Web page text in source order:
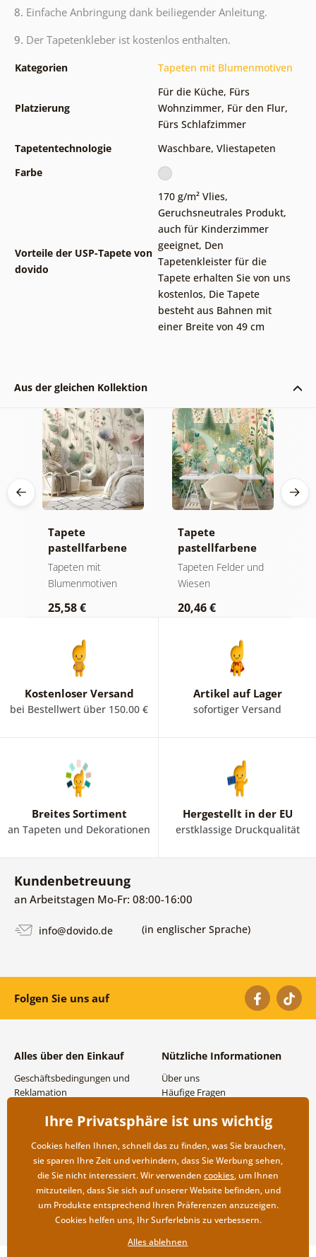
8. Einfache Anbringung dank beiliegender Anleitung.
9. Der Tapetenkleber ist kostenlos enthalten.
Kategorien Tapeten mit Blumenmotiven
Platzierung
Für die Küche, Fürs
Wohnzimmer, Für den Flur,
Fürs Schlafzimmer
Tapetentechnologie
Waschbare, Vliestapeten
Farbe
Vorteile der USP-Tapete von
dovido
170 g/m² Vlies,
Geruchsneutrales Produkt,
auch für Kinderzimmer
geeignet, Den
Tapetenkleister für die
Tapete erhalten Sie von uns
kostenlos, Die Tapete
besteht aus Bahnen mit
einer Breite von 49 cm
Aus der gleichen Kollektion
Tapete
pastellfarbene
Wiesenblumen
Tapeten mit
Blumenmotiven
25,58 €
Tapete
pastellfarbene
Blumenwiese
Tapeten Felder und
Wiesen
20,46 €
Kostenloser Versand
bei Bestellwert über 150.00 €
Artikel auf Lager
sofortiger Versand
Breites Sortiment
an Tapeten und Dekorationen
Hergestellt in der EU
erstklassige Druckqualität
Kundenbetreuung
an Arbeitstagen Mo-Fr: 08:00-16:00
info@dovido.de (in englischer Sprache)
Folgen Sie uns auf
Alles über den Einkauf
Geschäftsbedingungen und
Reklamation
Versand- und
Rücksendung der Ware
Nützliche Informationen
Über uns
Häufige Fragen
Großhandel und
Ihre Privatsphäre ist uns wichtig
Cookies helfen Ihnen, schnell das zu finden, was Sie brauchen,
sie sparen Ihre Zeit und verhindern, dass Sie Werbung sehen,
die Sie nicht interessiert. Wir verwenden cookies, um Ihnen
mitzuteilen, dass Sie sich auf unserer Website befinden, und
um Produkte entsprechend Ihren Präferenzen anzuzeigen.
Cookies helfen uns, Ihr Surferlebnis zu verbessern.
Alles ablehnen